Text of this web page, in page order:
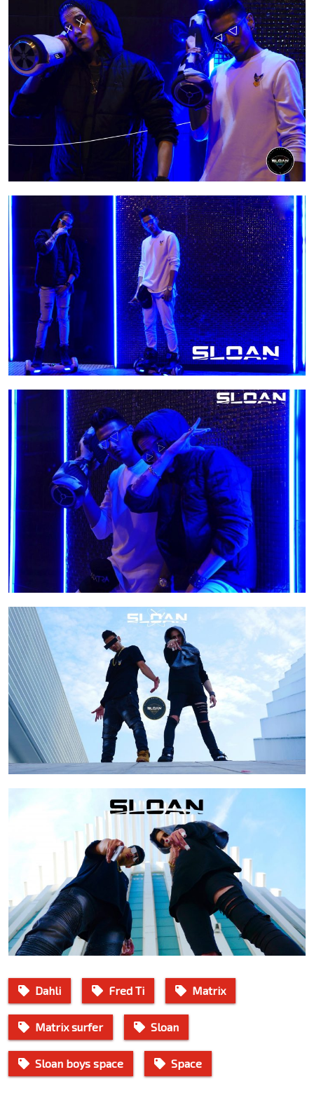
Dahli Fred Ti Matrix
Matrix surfer Sloan
Sloan boys space Space